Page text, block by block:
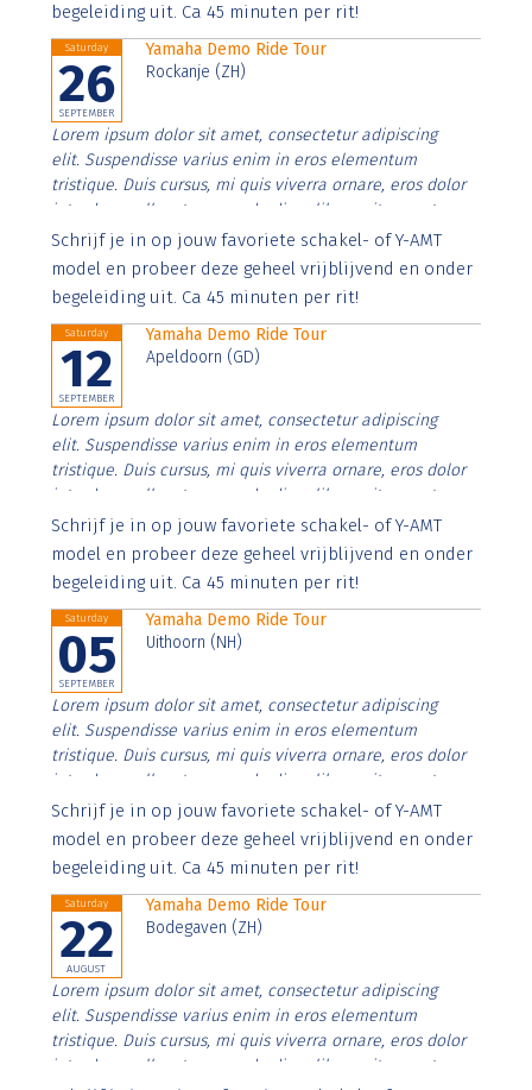
begeleiding uit. Ca 45 minuten per rit!
Saturday
26
SEPTEMBER
Yamaha Demo Ride Tour
Rockanje (ZH)
Lorem ipsum dolor sit amet, consectetur adipiscing
elit. Suspendisse varius enim in eros elementum
tristique. Duis cursus, mi quis viverra ornare, eros dolor
interdum nulla, ut commodo diam libero vitae erat.
Aenean faucibus nibh et justo cursus id rutrum lorem
imperdiet. Nunc ut sem vitae risus tristique posuere.
Schrijf je in op jouw favoriete schakel- of Y-AMT
model en probeer deze geheel vrijblijvend en onder
begeleiding uit. Ca 45 minuten per rit!
Saturday
12
SEPTEMBER
Yamaha Demo Ride Tour
Apeldoorn (GD)
Lorem ipsum dolor sit amet, consectetur adipiscing
elit. Suspendisse varius enim in eros elementum
tristique. Duis cursus, mi quis viverra ornare, eros dolor
interdum nulla, ut commodo diam libero vitae erat.
Aenean faucibus nibh et justo cursus id rutrum lorem
imperdiet. Nunc ut sem vitae risus tristique posuere.
Schrijf je in op jouw favoriete schakel- of Y-AMT
model en probeer deze geheel vrijblijvend en onder
begeleiding uit. Ca 45 minuten per rit!
Saturday
05
SEPTEMBER
Yamaha Demo Ride Tour
Uithoorn (NH)
Lorem ipsum dolor sit amet, consectetur adipiscing
elit. Suspendisse varius enim in eros elementum
tristique. Duis cursus, mi quis viverra ornare, eros dolor
interdum nulla, ut commodo diam libero vitae erat.
Aenean faucibus nibh et justo cursus id rutrum lorem
imperdiet. Nunc ut sem vitae risus tristique posuere.
Schrijf je in op jouw favoriete schakel- of Y-AMT
model en probeer deze geheel vrijblijvend en onder
begeleiding uit. Ca 45 minuten per rit!
Saturday
22
AUGUST
Yamaha Demo Ride Tour
Bodegaven (ZH)
Lorem ipsum dolor sit amet, consectetur adipiscing
elit. Suspendisse varius enim in eros elementum
tristique. Duis cursus, mi quis viverra ornare, eros dolor
interdum nulla, ut commodo diam libero vitae erat.